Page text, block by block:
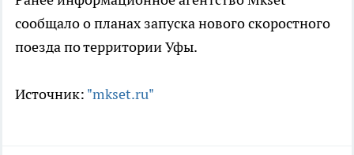
сообщало о планах запуска нового скоростного
поезда по территории Уфы.
Источник: "mkset.ru"